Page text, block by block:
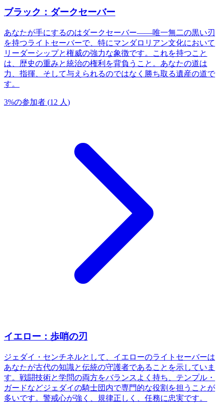
ブラック：ダークセーバー
あなたが手にするのはダークセーバー——唯一無二の黒い刃
を持つライトセーバーで、特にマンダロリアン文化において
リーダーシップと権威の強力な象徴です。これを持つこと
は、歴史の重みと統治の権利を背負うこと。あなたの道は
力、指揮、そして与えられるのではなく勝ち取る遺産の道で
す。
3%の参加者 (12 人 )
イエロー：歩哨の刃
ジェダイ・センチネルとして、イエローのライトセーバーは
あなたが古代の知識と伝統の守護者であることを示していま
す。戦闘技術と学問の両方をバランスよく持ち、テンプル・
ガードなどジェダイの騎士団内で専門的な役割を担うことが
多いです。警戒心が強く、規律正しく、任務に忠実です。